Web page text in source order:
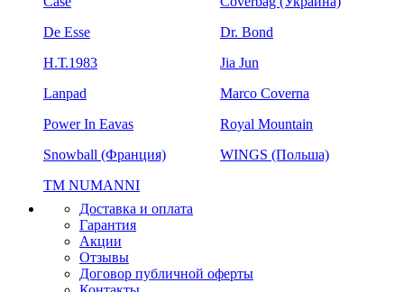
De Esse
Dr. Bond
H.Т.1983
Jia Jun
Lanpad
Marco Coverna
Power In Eavas
Royal Mountain
Snowball (Франция)
WINGS (Польша)
ТМ NUMANNI
Доставка и оплата
Гарантия
Акции
Отзывы
Договор публичной оферты